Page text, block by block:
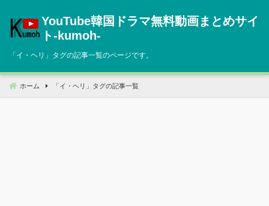
へ
動
YouTube韓国ドラマ無料動画まとめサイ
ト‐kumoh‐
「イ・ヘリ 」タグの記事一覧のページです。
ホーム 「 イ・ヘリ 」タグの記事一覧